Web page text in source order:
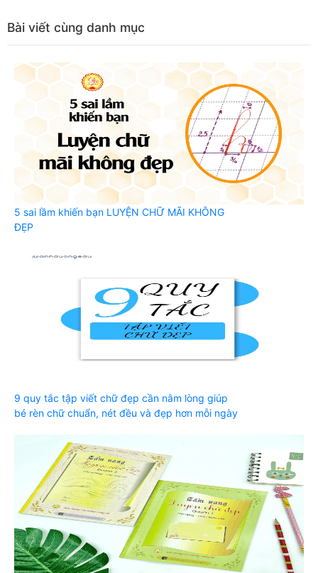
Bài viết cùng danh mục
5 sai lầm khiến bạn LUYỆN CHỮ MÃI KHÔNG
ĐẸP
9 quy tắc tập viết chữ đẹp cần nằm lòng giúp
bé rèn chữ chuẩn, nét đều và đẹp hơn mỗi ngày